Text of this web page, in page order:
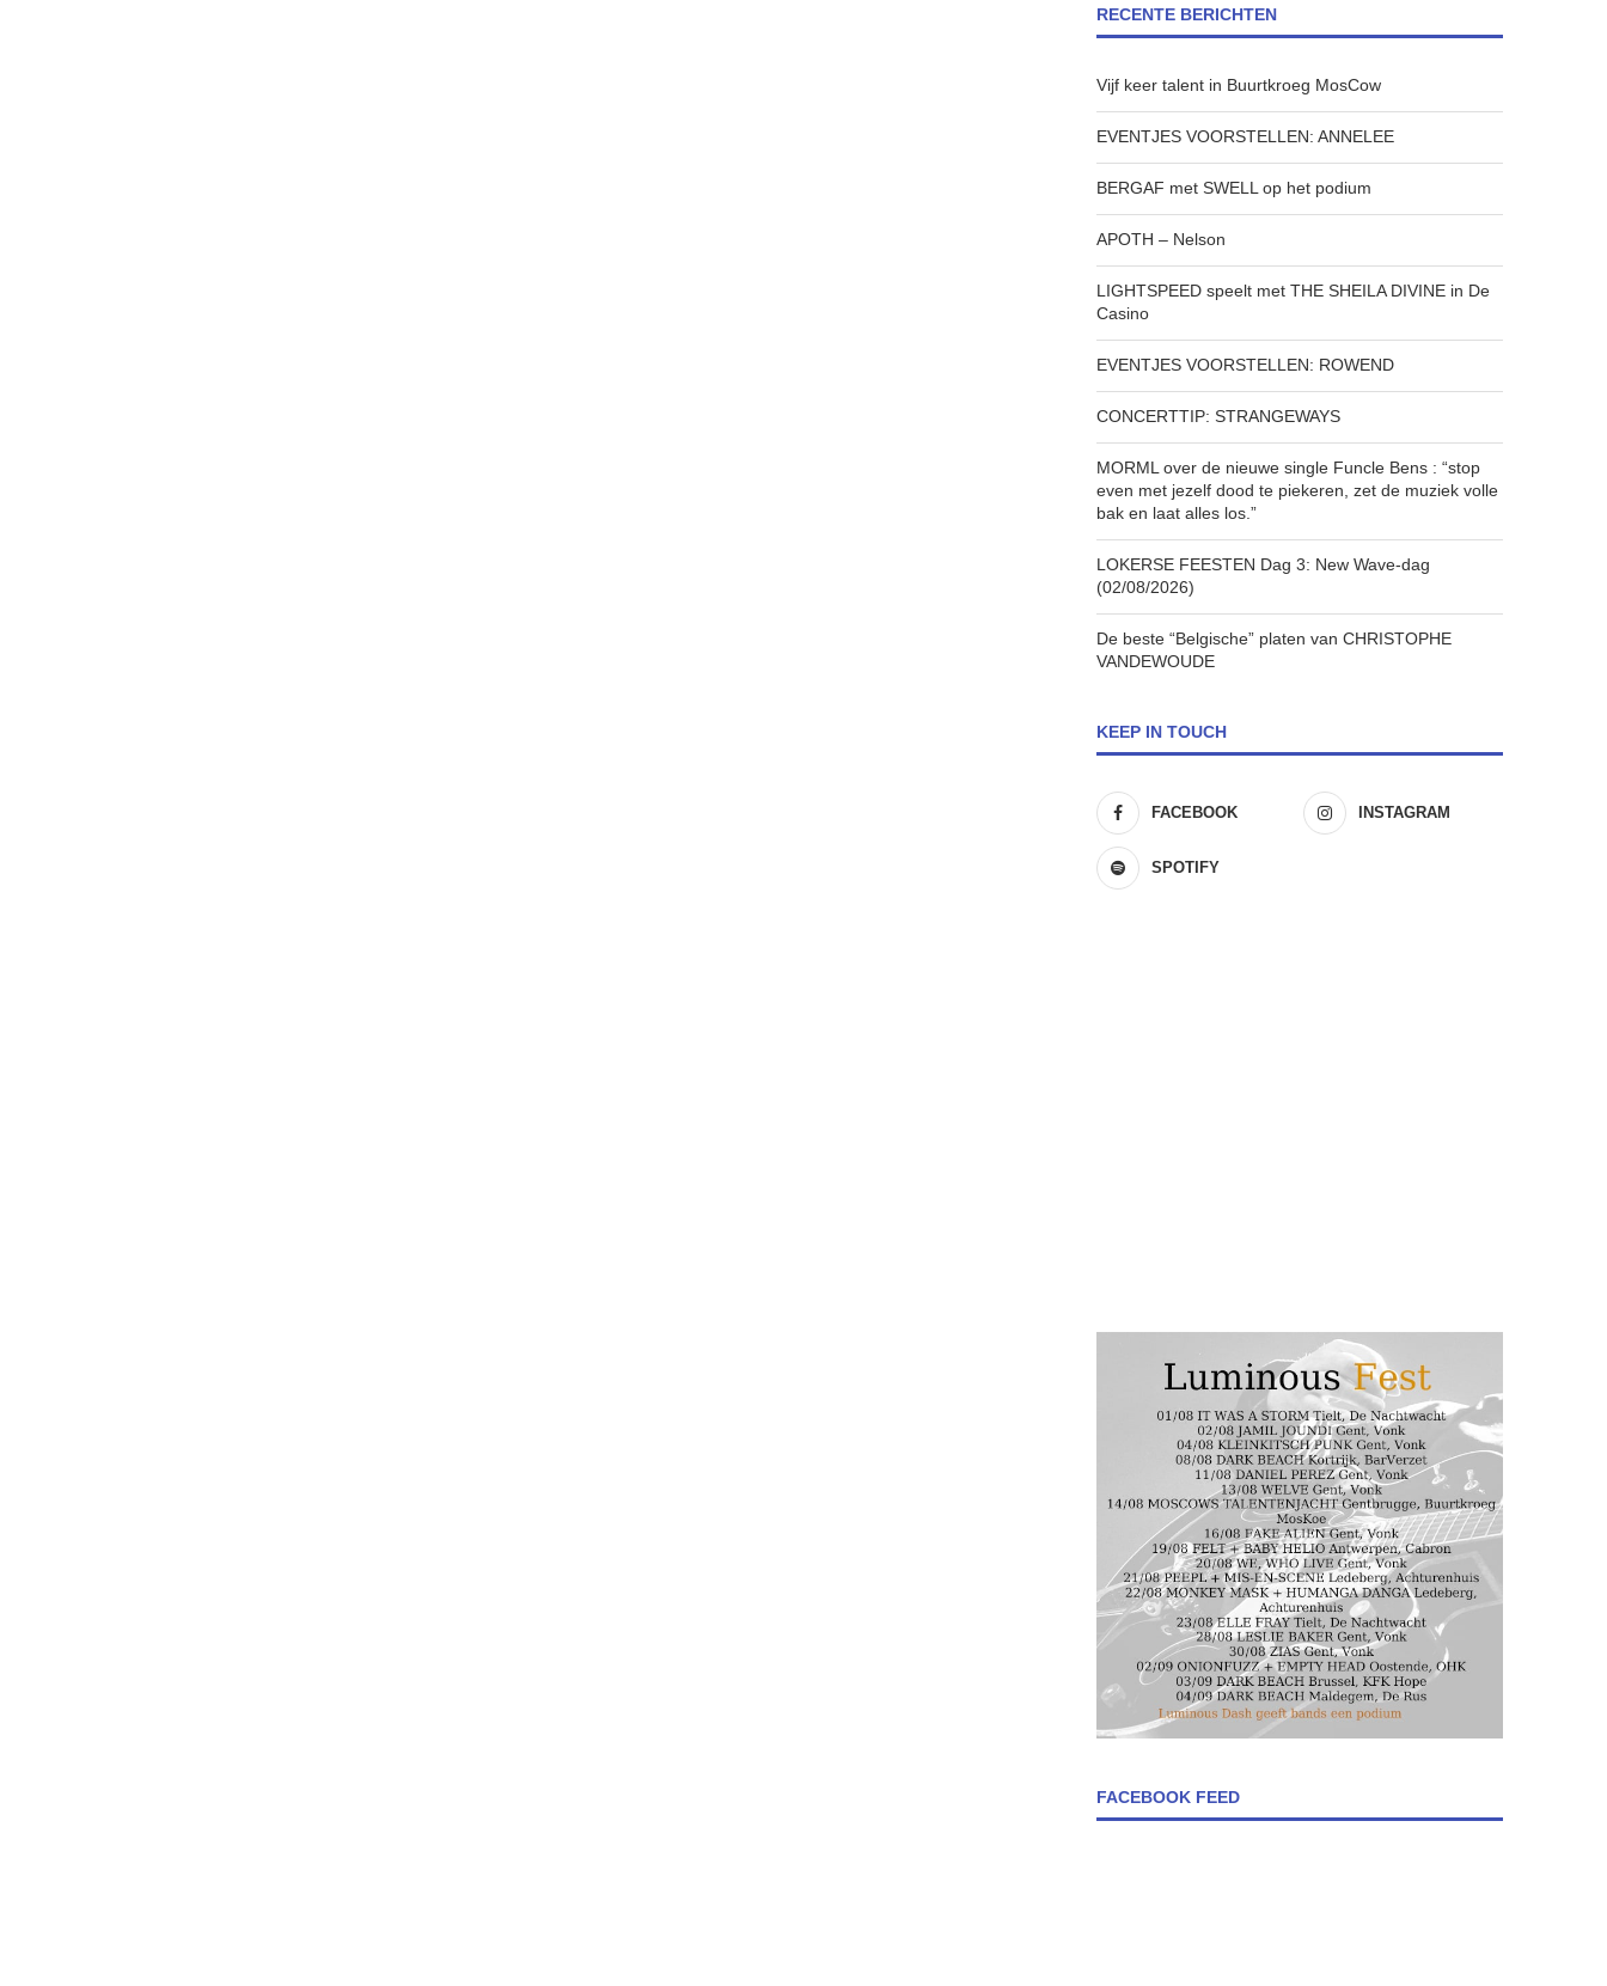
RECENTE BERICHTEN
Vijf keer talent in Buurtkroeg MosCow
EVENTJES VOORSTELLEN: ANNELEE
BERGAF met SWELL op het podium
APOTH – Nelson
LIGHTSPEED speelt met THE SHEILA DIVINE in De
Casino
EVENTJES VOORSTELLEN: ROWEND
CONCERTTIP: STRANGEWAYS
MORML over de nieuwe single Funcle Bens : “stop
even met jezelf dood te piekeren, zet de muziek volle
bak en laat alles los.”
LOKERSE FEESTEN Dag 3: New Wave-dag
(02/08/2026)
De beste “Belgische” platen van CHRISTOPHE
VANDEWOUDE
KEEP IN TOUCH
FACEBOOK INSTAGRAM
SPOTIFY
FACEBOOK FEED